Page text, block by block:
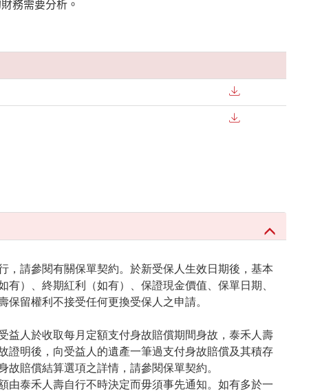
務需要分析。
，請參閱有關保單契約。於新受保人生效日期後，基本
）、終期紅利（如有）、保證現金價值、保單日期、
留權利不接受任何更換受保人之申請。
益人於收取每月定額支付身故賠償期間身故，泰禾人壽
證明後，向受益人的遺產一筆過支付身故賠償及其積存
賠償結算選項之詳情，請參閱保單契約。
由泰禾人壽自行不時決定而毋須事先通知。如有多於一